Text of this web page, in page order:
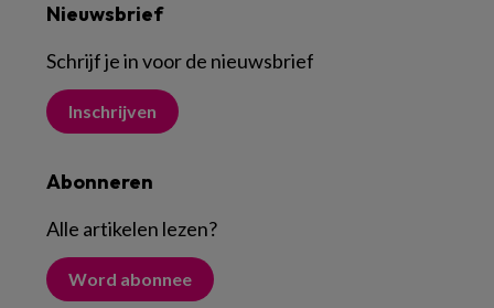
Nieuwsbrief
Schrijf je in voor de nieuwsbrief
Inschrijven
Abonneren
Alle artikelen lezen?
Word abonnee